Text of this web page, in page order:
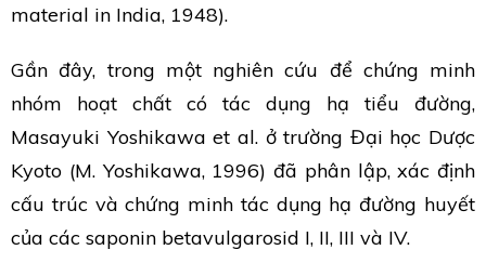
material in India, 1948).
Gần đây, trong một nghiên cứu để chứng minh
nhóm hoạt chất có tác dụng hạ tiểu đường,
Masayuki Yoshikawa et al. ở trường Đại học Dược
Kyoto (M. Yoshikawa, 1996) đã phân lập, xác định
cấu trúc và chứng minh tác dụng hạ đường huyết
của các saponin betavulgarosid I, II, III và IV.